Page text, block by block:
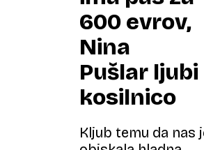
600 evrov,
Nina
Pušlar ljubi
kosilnico
Kljub temu da nas